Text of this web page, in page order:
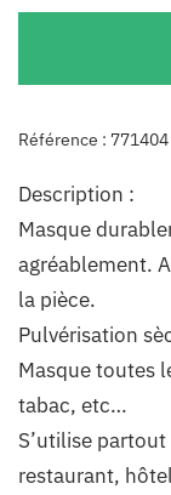
Référence : 771404
Description :
Masque
agréablement.
la pièce.
Pulvérisation
Masque toutes
tabac, etc…
S’utilise
restaurant,